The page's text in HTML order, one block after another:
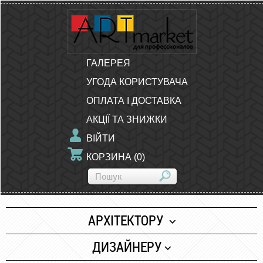
ГАЛЕРЕЯ
УГОДА КОРИСТУВАЧА
ОПЛАТА І ДОСТАВКА
АКЦІЇ ТА ЗНИЖКИ
ВІЙТИ
КОРЗИНА (0)
АРХІТЕКТОРУ
Папір
ДИЗАЙНЕРУ